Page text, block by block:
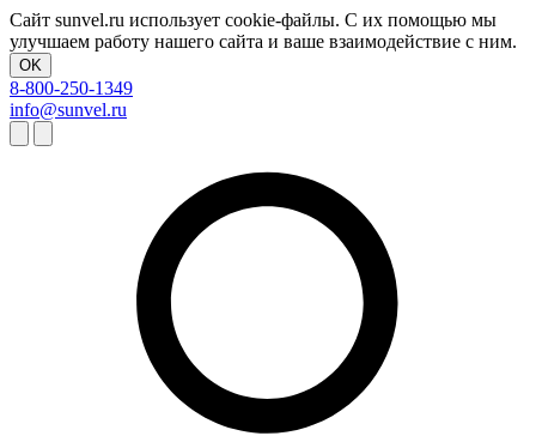
Сайт sunvel.ru использует cookie-файлы. С их помощью мы
улучшаем работу нашего сайта и ваше взаимодействие с ним.
OK
8-800-250-1349
info@sunvel.ru